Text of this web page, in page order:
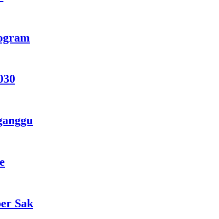
Sak